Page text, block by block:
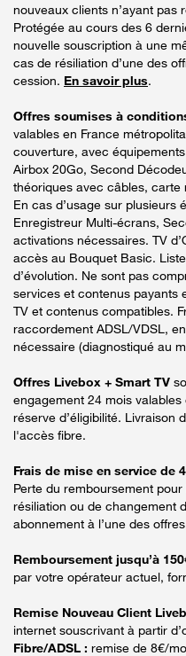
nouveaux clients n’ayant pas
Protégée au cours des 6
nouvelle souscription à une
cas de résiliation d’une des
cession. En savoir plus.
Offres soumises à
valables en France
couverture, avec
Airbox 20Go, Second
théoriques avec câbles, carte
En cas d’usage sur plusieurs
Enregistreur Multi-écrans,
activations nécessaires. TV
accès au Bouquet Basic.
d’évolution. Ne sont pas
services et contenus payants
TV et contenus compatibles.
raccordement ADSL/VDSL,
nécessaire (diagnostiqué au
Offres Livebox + Smart TV
engagement 24 mois
réserve d’éligibilité. Livraison
l'accès fibre.
Frais de mise en service de
Perte du remboursement
résiliation ou de changement
abonnement à l’une des
Remboursement jusqu’à
par votre opérateur actuel,
Remise Nouveau Client
internet souscrivant à partir
Fibre/ADSL : remise de 8€/